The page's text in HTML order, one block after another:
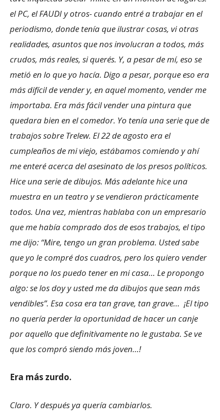
el PC, el FAUDI y otros- cuando entré a trabajar en el
periodismo, donde tenía que ilustrar cosas, vi otras
realidades, asuntos que nos involucran a todos, más
crudos, más reales, si querés. Y, a pesar de mí, eso se
metió en lo que yo hacía. Digo a pesar, porque eso era
más difícil de vender y, en aquel momento, vender me
importaba. Era más fácil vender una pintura que
quedara bien en el comedor. Yo tenía una serie que de
trabajos sobre Trelew. El 22 de agosto era el
cumpleaños de mi viejo, estábamos comiendo y ahí
me enteré acerca del asesinato de los presos políticos.
Hice una serie de dibujos. Más adelante hice una
muestra en un teatro y se vendieron prácticamente
todos. Una vez, mientras hablaba con un empresario
que me había comprado dos de esos trabajos, el tipo
me dijo: “Mire, tengo un gran problema. Usted sabe
que yo le compré dos cuadros, pero los quiero vender
porque no los puedo tener en mi casa… Le propongo
algo: se los doy y usted me da dibujos que sean más
vendibles”. Esa cosa era tan grave, tan grave… ¡El tipo
no quería perder la oportunidad de hacer un canje
por aquello que definitivamente no le gustaba. Se ve
que los compró siendo más joven…!
Era más zurdo.
Claro. Y después ya quería cambiarlos.